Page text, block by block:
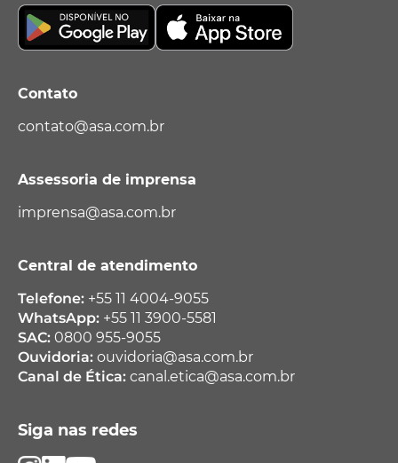
Contato
contato@asa.com.br
Assessoria de imprensa
imprensa@asa.com.br
Central de atendimento
Telefone: +55 11 4004-9055
WhatsApp: +55 11 3900-5581
SAC: 0800 955-9055
Ouvidoria: ouvidoria@asa.com.br
Canal de Ética: canal.etica@asa.com.br
Siga nas redes